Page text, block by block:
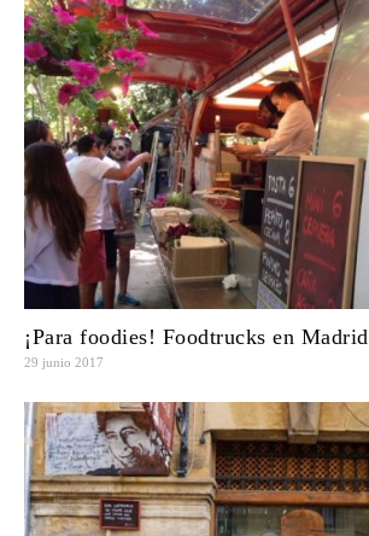
¡Para foodies! Foodtrucks en Madrid
29 junio 2017